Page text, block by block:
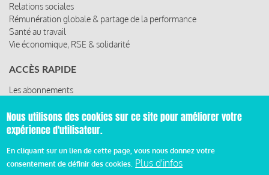
Relations sociales
Rémunération globale & partage de la performance
Santé au travail
Vie économique, RSE & solidarité
ACCÈS RAPIDE
Les abonnements
Les ressources
© 2019 Miroir Social - Réalisé parCafffeine
Nous utilisons des cookies sur ce site pour améliorer votre
expérience d'utilisateur.
En cliquant sur un lien de cette page, vous nous donnez votre
consentement de définir des cookies. Plus d'infos